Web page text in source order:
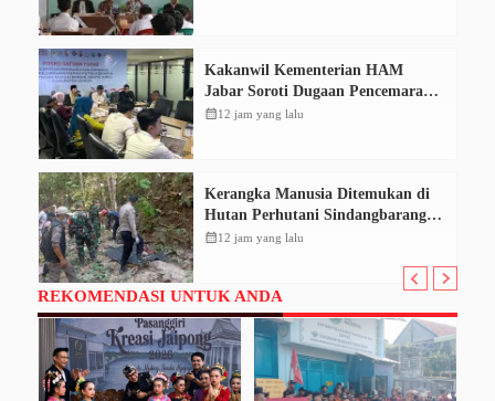
Kakanwil Kementerian HAM
Jabar Soroti Dugaan Pencemaran
Sungai Cikeas, Dinilai Ancam Hak
calendar_month12 jam yang lalu
Kerangka Manusia Ditemukan di
Hutan Perhutani Sindangbarang,
Polisi Selidiki Identitas Korban
calendar_month12 jam yang lalu
REKOMENDASI UNTUK ANDA